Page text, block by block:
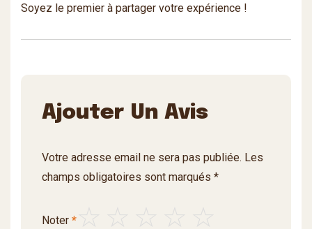
Soyez le premier à partager votre expérience !
Ajouter Un Avis
Votre adresse email ne sera pas publiée. Les
champs obligatoires sont marqués *
Noter *